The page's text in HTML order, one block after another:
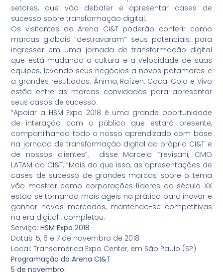
setores, que vão debater e apresentar cases de
sucesso sobre transformação digital.
Os visitantes da Arena CI&T poderão conferir como
marcas globais “destravaram” seus potenciais, para
ingressar em uma jornada de transformação digital
que está mudando a cultura e a velocidade de suas
equipes, levando seus negócios a novos patamares e
a grandes resultados. Ânima, Raízen, Coca-Cola e Vivo
estão entre as marcas convidadas para apresentar
seus casos de sucesso.
“Apoiar a HSM Expo 2018 é uma grande oportunidade
de interação com o público que estará presente,
compartilhando todo o nosso aprendizado com base
na jornada de transformação digital da própria CI&T e
de nossos clientes”, disse Marcelo Trevisani, CMO
LATAM da CI&T. “Mais do que isso, as apresentações de
cases de sucesso de grandes marcas sobre o tema
vão mostrar como corporações líderes do século XX
estão se tornando mais ágeis na prática para inovar e
ganhar novos mercados, mantendo-se competitivas
na era digital”, completou.
Serviço:HSM Expo 2018
Datas: 5, 6 e 7 de novembro de 2018
Local: Transamérica Expo Center, em São Paulo (SP)
Programação da Arena CI&T
5 de novembro: